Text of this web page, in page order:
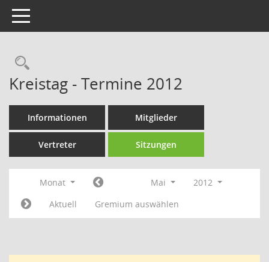
Toggle navigation
Rechercheauswahl
Kreistag - Termine 2012
Informationen Mitglieder
Vertreter Sitzungen
Monat Mai
2012
Aktuell
Gremium auswählen